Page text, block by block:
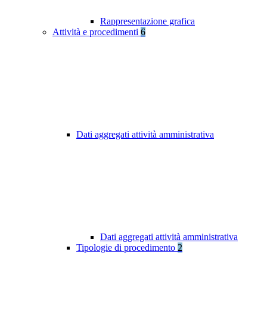
Rappresentazione grafica
Attività e procedimenti 6
Dati aggregati attività amministrativa
Dati aggregati attività amministrativa
Tipologie di procedimento 2